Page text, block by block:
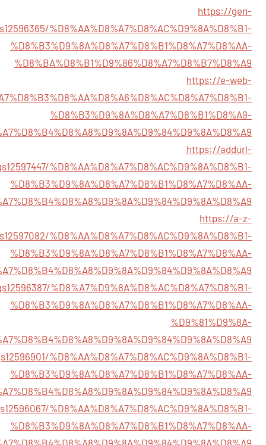
https://gen-
%D8%AA%D8%A7%D8%AC%D9%8A%D8%B1-
%D8%B3%D9%8A%D8%A7%D8%B1%D8%A7%D8%AA-
%D8%BA%D8%B1%D9%86%D8%A7%D8%B7%D8%A9
https://e-web-
%D8%B3%D9%8A%D8%A7%D8%B1%D8%A9-
https://addurl-
%D8%AA%D8%A7%D8%AC%D9%8A%D8%B1-
%D8%B3%D9%8A%D8%A7%D8%B1%D8%A7%D8%AA-
https://a-z-
%D8%AA%D8%A7%D8%AC%D9%8A%D8%B1-
%D8%B3%D9%8A%D8%A7%D8%B1%D8%A7%D8%AA-
%D8%A7%D9%8A%D8%AC%D8%A7%D8%B1-
%D8%B3%D9%8A%D8%A7%D8%B1%D8%A7%D8%AA-
%D9%81%D9%8A-
%D8%AA%D8%A7%D8%AC%D9%8A%D8%B1-
%D8%B3%D9%8A%D8%A7%D8%B1%D8%A7%D8%AA-
%D8%AA%D8%A7%D8%AC%D9%8A%D8%B1-
%D8%B3%D9%8A%D8%A7%D8%B1%D8%A7%D8%AA-